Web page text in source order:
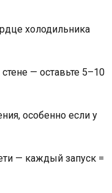
холодильника
— оставьте 5–10
особенно если у
— каждый запуск =